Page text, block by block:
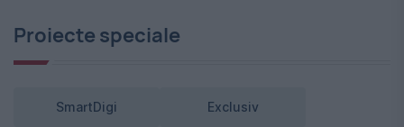
Proiecte speciale
SmartDigi Exclusiv